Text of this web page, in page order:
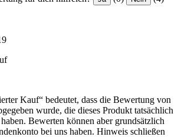
Kauf“ bedeutet, dass die Bewertung von
wurde, die dieses Produkt tatsächlich
Bewerten können aber grundsätzlich
bei uns haben. Hinweis schließen